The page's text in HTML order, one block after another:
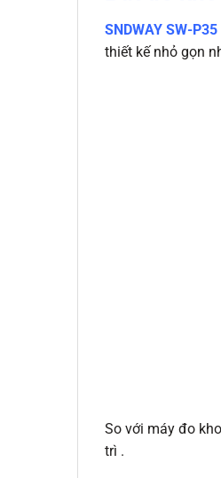
SNDWAY SW-P35
thiết kế nhỏ gọn
So với máy đo
trì .